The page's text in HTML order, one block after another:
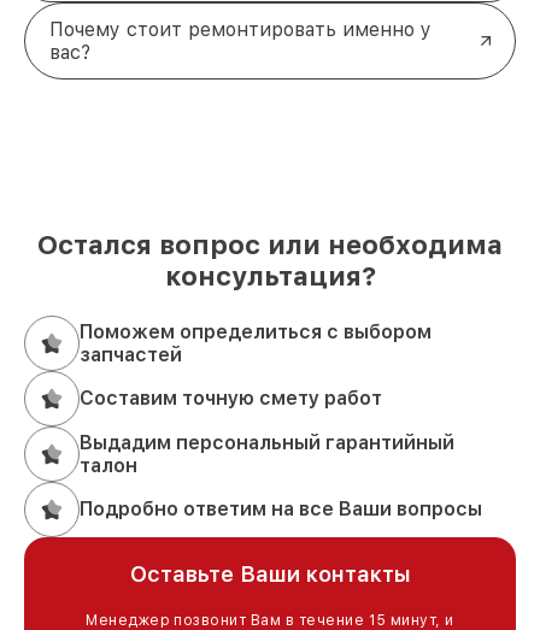
Почему стоит ремонтировать именно у
вас?
Остался вопрос или необходима
консультация?
Поможем определиться с выбором
запчастей
Составим точную смету работ
Выдадим персональный гарантийный
талон
Подробно ответим на все Ваши вопросы
Оставьте Ваши контакты
Менеджер позвонит Вам в течение 15 минут, и